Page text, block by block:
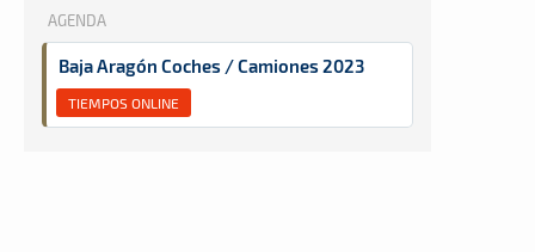
AGENDA
Baja Aragón Coches / Camiones 2023
TIEMPOS ONLINE